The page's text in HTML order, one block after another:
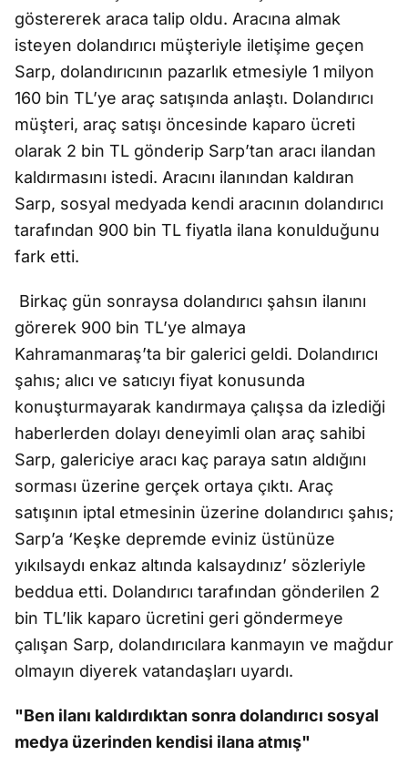
göstererek araca talip oldu. Aracına almak
isteyen dolandırıcı müşteriyle iletişime geçen
Sarp, dolandırıcının pazarlık etmesiyle 1 milyon
160 bin TL’ye araç satışında anlaştı. Dolandırıcı
müşteri, araç satışı öncesinde kaparo ücreti
olarak 2 bin TL gönderip Sarp’tan aracı ilandan
kaldırmasını istedi. Aracını ilanından kaldıran
Sarp, sosyal medyada kendi aracının dolandırıcı
tarafından 900 bin TL fiyatla ilana konulduğunu
fark etti.
Birkaç gün sonraysa dolandırıcı şahsın ilanını
görerek 900 bin TL’ye almaya
Kahramanmaraş’ta bir galerici geldi. Dolandırıcı
şahıs; alıcı ve satıcıyı fiyat konusunda
konuşturmayarak kandırmaya çalışsa da izlediği
haberlerden dolayı deneyimli olan araç sahibi
Sarp, galericiye aracı kaç paraya satın aldığını
sorması üzerine gerçek ortaya çıktı. Araç
satışının iptal etmesinin üzerine dolandırıcı şahıs;
Sarp’a ‘Keşke depremde eviniz üstünüze
yıkılsaydı enkaz altında kalsaydınız’ sözleriyle
beddua etti. Dolandırıcı tarafından gönderilen 2
bin TL’lik kaparo ücretini geri göndermeye
çalışan Sarp, dolandırıcılara kanmayın ve mağdur
olmayın diyerek vatandaşları uyardı.
"Ben ilanı kaldırdıktan sonra dolandırıcı sosyal
medya üzerinden kendisi ilana atmış"